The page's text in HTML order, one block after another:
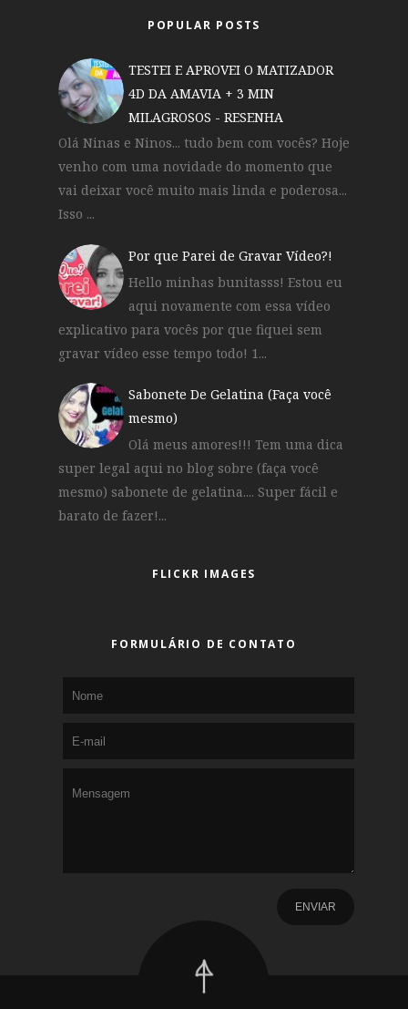
POPULAR POSTS
TESTEI E APROVEI O MATIZADOR
4D DA AMAVIA + 3 MIN
MILAGROSOS - RESENHA
Olá Ninas e Ninos... tudo bem com vocês? Hoje
venho com uma novidade do momento que
vai deixar você muito mais linda e poderosa...
Isso ...
Por que Parei de Gravar Vídeo?!
Hello minhas bunitasss! Estou eu
aqui novamente com essa vídeo
explicativo para vocês por que fiquei sem
gravar vídeo esse tempo todo! 1...
Sabonete De Gelatina (Faça você
mesmo)
Olá meus amores!!! Tem uma dica
super legal aqui no blog sobre (faça você
mesmo) sabonete de gelatina.... Super fácil e
barato de fazer!...
FLICKR IMAGES
FORMULÁRIO DE CONTATO